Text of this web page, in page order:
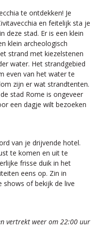
te ontdekken! Je
en feitelijk sta je
deze stad. Er is een klein
klein archeologisch
strand met kiezelstenen
water. Het strandgebied
even van het water te
zijn er wat strandtenten.
stad Rome is ongeveer
een dagje wilt bezoeken
van je drijvende hotel.
te komen en uit te
frisse duik in het
eens op. Zin in
shows of bekijk de live
vertrekt weer om 22:00 uur